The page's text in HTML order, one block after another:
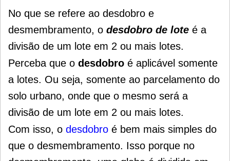
No que se refere ao desdobro e
desmembramento, o desdobro de lote é a
divisão de um lote em 2 ou mais lotes.
Perceba que o desdobro é aplicável somente
a lotes. Ou seja, somente ao parcelamento do
solo urbano, onde que o mesmo será a
divisão de um lote em 2 ou mais lotes.
Com isso, o desdobro é bem mais simples do
que o desmembramento. Isso porque no